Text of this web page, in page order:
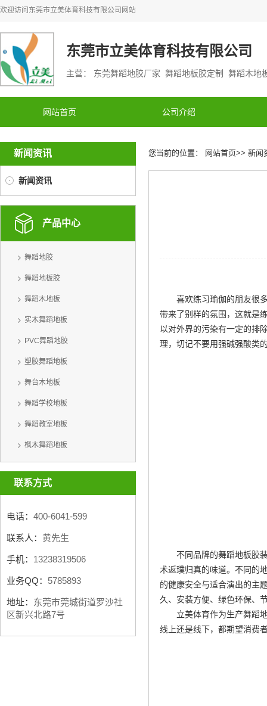
欢迎访问 东莞市立美体育科技有限公司 网站
东莞市立美体育科技有限公司
主营： 东莞舞蹈地胶厂家 舞蹈地板胶定制 舞蹈木
网站首页 公司介绍
新闻资讯
新闻资讯
产品中心
舞蹈地胶
舞蹈地板胶
舞蹈木地板
实木舞蹈地板
PVC舞蹈地胶
塑胶舞蹈地板
舞台木地板
舞蹈学校地板
舞蹈教室地板
枫木舞蹈地板
联系方式
电话： 400-6041-599
联系人： 黄先生
手机： 13238319506
业务QQ： 5785893
地址： 东莞市莞城街道罗沙社
区新兴北路7号
您当前的位置： 网站首页>> 新闻
喜欢练习瑜伽的朋友很
带来了别样的氛围，这就是
以对外界的污染有一定的排
理，切记不要用强碱强酸类
不同品牌的舞蹈地板胶
术返璞归真的味道。不同的
的健康安全与适合演出的主
久、安装方便、绿色环保、
立美体育作为生产舞蹈
线上还是线下，都期望消费